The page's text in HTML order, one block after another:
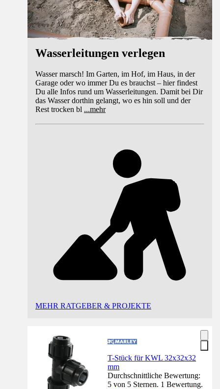
Wasserleitungen verlegen
Wasser marsch! Im Garten, im Hof, im Haus, in der
Garage oder wo immer Du es brauchst – hier findest
Du alle Infos rund um Wasserleitungen. Damit bei Dir
das Wasser dorthin gelangt, wo es hin soll und der
Rest trocken bl ...mehr
MEHR RATGEBER & PROJEKTE
T-Stück für KWL 32x32x32
mm
Durchschnittliche Bewertung:
5 von 5 Sternen. 1 Bewertung.